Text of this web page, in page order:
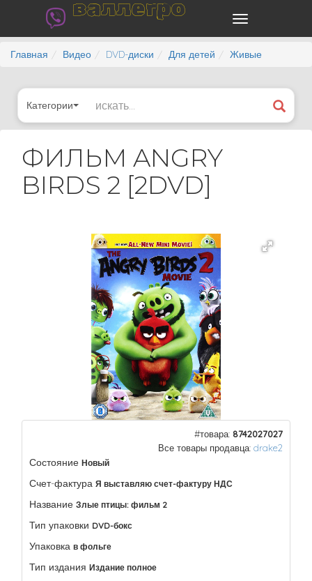
валлегро
Главная Видео DVD-диски Для детей Живые
Категории
ФИЛЬМ ANGRY
BIRDS 2 [2DVD]
#товара: 8742027027
Все товары продавца: drake2
Состояние Новый
Счет-фактура Я выставляю счет-фактуру НДС
Название Злые птицы: фильм 2
Тип упаковки DVD-бокс
Упаковка в фольге
Тип издания Издание полное